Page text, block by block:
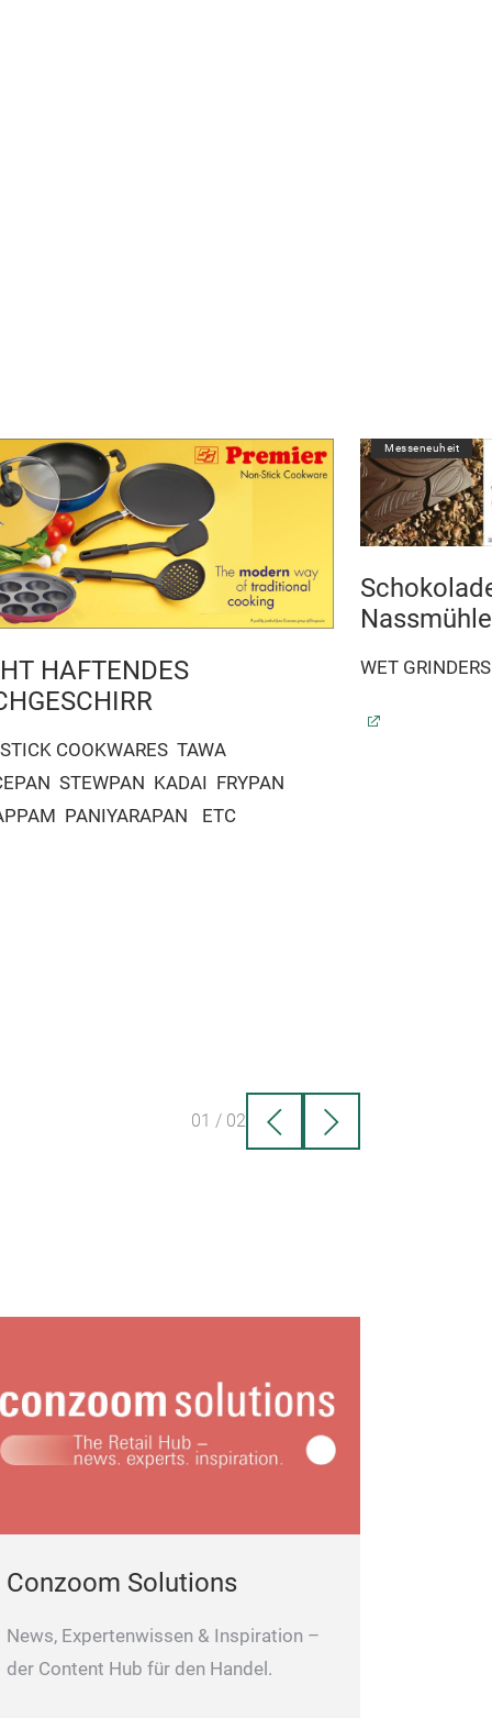
HAFTENDES
COOKWARES TAWA
STEWPAN KADAI FRYPAN
PANIYARAPAN ETC
Messeneuheit
WET GRINDERS
01 / 02
Conzoom Solutions
News, Expertenwissen & Inspiration –
der Content Hub für den Handel.